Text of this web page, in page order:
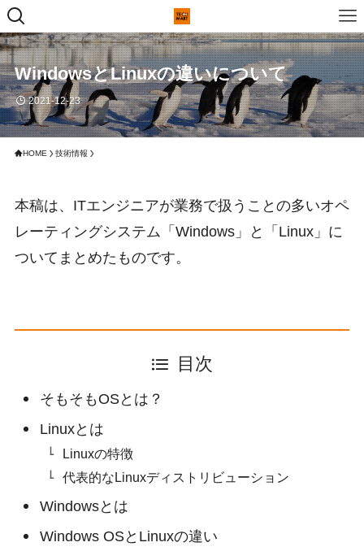
WindowsとLinuxの違いについて
2021-12-23
HOME 技術情報
本稿は、ITエンジニアが業務で扱うことの多いオペ
レーティングシステム「Windows」と「Linux」に
ついてまとめたものです。
目次
そもそもOSとは？
Linuxとは
Linuxの特徴
代表的なLinuxディストリビューション
Windowsとは
Windows OSとLinuxの違い